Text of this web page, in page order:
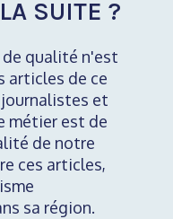
SUITE ?
qualité n'est
articles de ce
journalistes et
métier est de
de notre
ces articles,
sa région.